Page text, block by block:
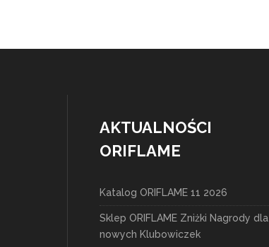
AKTUALNOŚCI
ORIFLAME
Katalog ORIFLAME 11 2026
Sklep ORIFLAME Zniżki Nagrody dla
nowych Klubowiczek